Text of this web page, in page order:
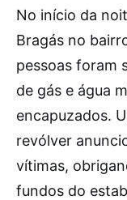
No início da
Bragás no
pessoas foram
de gás e água
encapuzados.
revólver
vítimas,
fundos do